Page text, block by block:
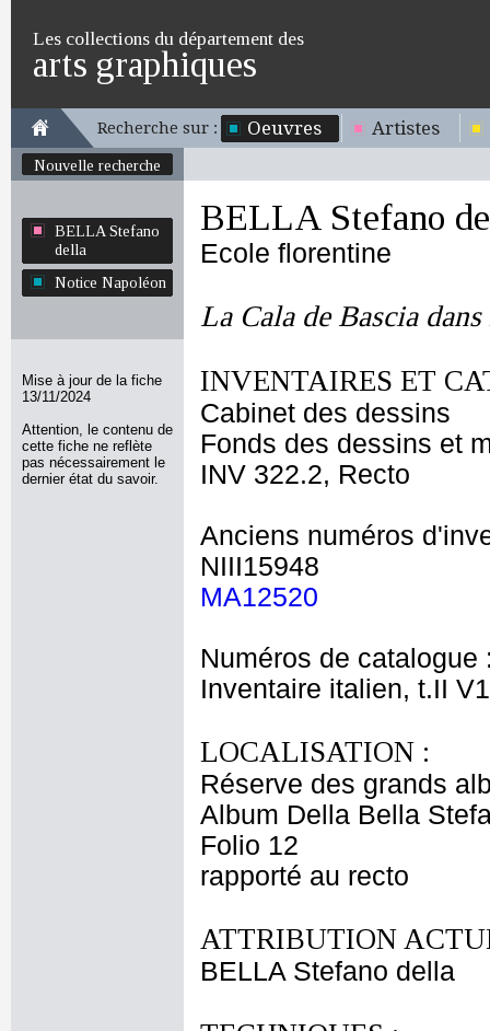
Les collections du département des
arts graphiques
Recherche sur : Oeuvres Artistes
Nouvelle recherche
BELLA Stefano
della
Notice Napoléon
Mise à jour de la fiche
13/11/2024
Attention, le contenu de
cette fiche ne reflète
pas nécessairement le
dernier état du savoir.
BELLA Stefano
Ecole florentine
La Cala de Bascia
INVENTAIRES ET
Cabinet des dessins
Fonds des dessins et
INV 322.2, Recto
Anciens numéros
NIII15948
MA12520
Numéros de catalogue
Inventaire italien, t.II
LOCALISATION :
Réserve des grands
Album Della Bella
Folio 12
rapporté au recto
ATTRIBUTION
BELLA Stefano della